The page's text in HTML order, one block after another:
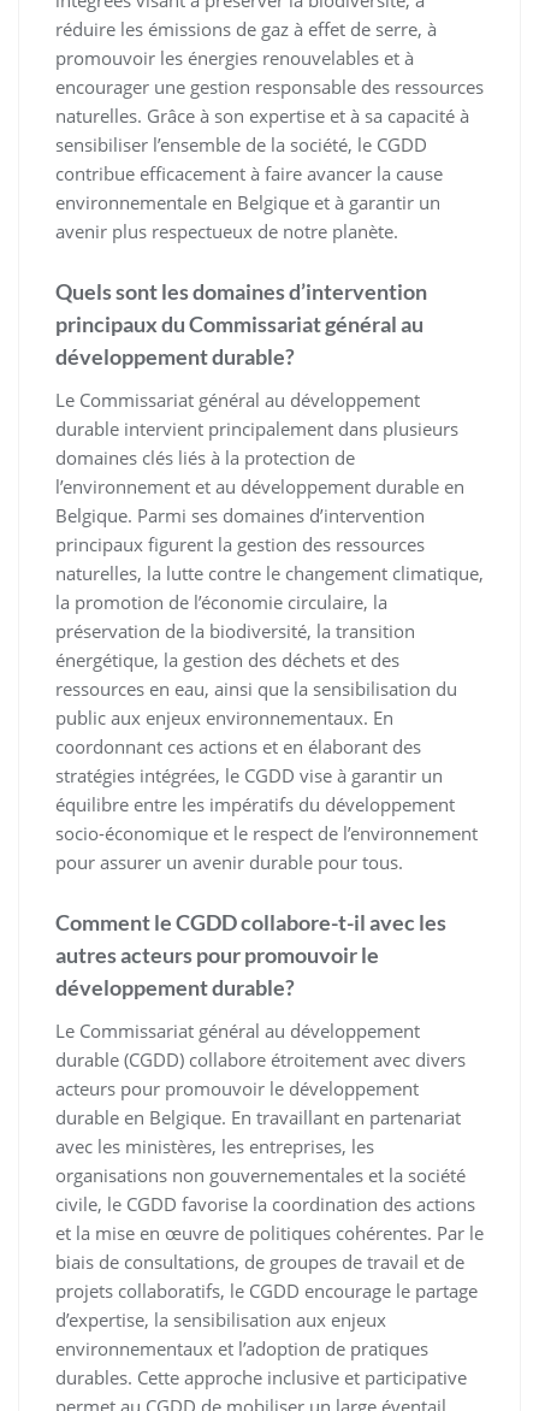
réduire les émissions de gaz à effet de serre, à
promouvoir les énergies renouvelables et à
encourager une gestion responsable des ressources
naturelles. Grâce à son expertise et à sa capacité à
sensibiliser l’ensemble de la société, le CGDD
contribue efficacement à faire avancer la cause
environnementale en Belgique et à garantir un
avenir plus respectueux de notre planète.
Quels sont les domaines d’intervention
principaux du Commissariat général au
développement durable?
Le Commissariat général au développement
durable intervient principalement dans plusieurs
domaines clés liés à la protection de
l’environnement et au développement durable en
Belgique. Parmi ses domaines d’intervention
principaux figurent la gestion des ressources
naturelles, la lutte contre le changement climatique,
la promotion de l’économie circulaire, la
préservation de la biodiversité, la transition
énergétique, la gestion des déchets et des
ressources en eau, ainsi que la sensibilisation du
public aux enjeux environnementaux. En
coordonnant ces actions et en élaborant des
stratégies intégrées, le CGDD vise à garantir un
équilibre entre les impératifs du développement
socio-économique et le respect de l’environnement
pour assurer un avenir durable pour tous.
Comment le CGDD collabore-t-il avec les
autres acteurs pour promouvoir le
développement durable?
Le Commissariat général au développement
durable (CGDD) collabore étroitement avec divers
acteurs pour promouvoir le développement
durable en Belgique. En travaillant en partenariat
avec les ministères, les entreprises, les
organisations non gouvernementales et la société
civile, le CGDD favorise la coordination des actions
et la mise en œuvre de politiques cohérentes. Par le
biais de consultations, de groupes de travail et de
projets collaboratifs, le CGDD encourage le partage
d’expertise, la sensibilisation aux enjeux
environnementaux et l’adoption de pratiques
durables. Cette approche inclusive et participative